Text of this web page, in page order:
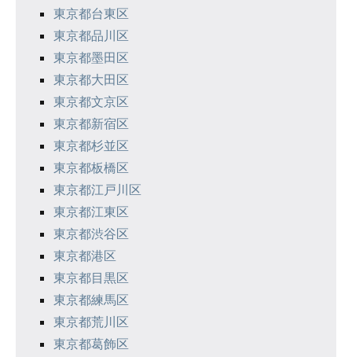
東京都台東区
東京都品川区
東京都墨田区
東京都大田区
東京都文京区
東京都新宿区
東京都杉並区
東京都板橋区
東京都江戸川区
東京都江東区
東京都渋谷区
東京都港区
東京都目黒区
東京都練馬区
東京都荒川区
東京都葛飾区